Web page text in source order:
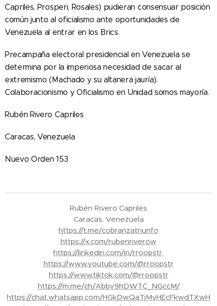
Capriles, Prosperi, Rosales) pudieran consensuar posición
común junto al oficialismo ante oportunidades de
Venezuela al entrar en los Brics.
Precampaña electoral presidencial en Venezuela se
determina por la imperiosa necesidad de sacar al
extremismo (Machado y su altanera jauría).
Colaboracionismo y Oficialismo en Unidad somos mayoría.
Rubén Rivero Capriles
Caracas, Venezuela
Nuevo Orden 153
Rubén Rivero Capriles
Caracas, Venezuela
https://t.me/cobranzatriunfo
https://x.com/rubenriverow
https://linkedin.com/in/rroopstr
https://www.youtube.com/@rroopstr
https://www.tiktok.com/@rroopstr
https://m.me/ch/Abbv9hDWTC_NGccM/
https://chat.whatsapp.com/HGkDwQaTjMyHEcFkwdTXwH